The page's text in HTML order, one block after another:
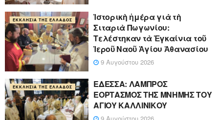
ΕΚΚΛΗΣΊΑ ΤΗΣ ΕΛΛΆΔΟΣ
Ἱστορικὴ ἡμέρα γιὰ τὴ
Σιταριὰ Πωγωνίου:
Τελέστηκαν τὰ Ἐγκαίνια τοῦ
Ἱεροῦ Ναοῦ Ἁγίου Ἀθανασίου
9 Αυγούστου 2026
ΕΚΚΛΗΣΊΑ ΤΗΣ ΕΛΛΆΔΟΣ
ΕΔΕΣΣΑ: ΛΑΜΠΡΟΣ
ΕΟΡΤΑΣΜΟΣ ΤΗΣ ΜΝΗΜΗΣ ΤΟΥ
ΑΓΙΟΥ ΚΑΛΛΙΝΙΚΟΥ